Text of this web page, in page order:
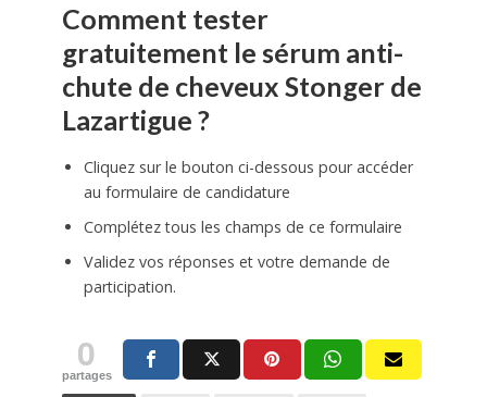
Comment tester
gratuitement le sérum anti-
chute de cheveux Stonger de
Lazartigue ?
Cliquez sur le bouton ci-dessous pour accéder
au formulaire de candidature
Complétez tous les champs de ce formulaire
Validez vos réponses et votre demande de
participation.
0
partages